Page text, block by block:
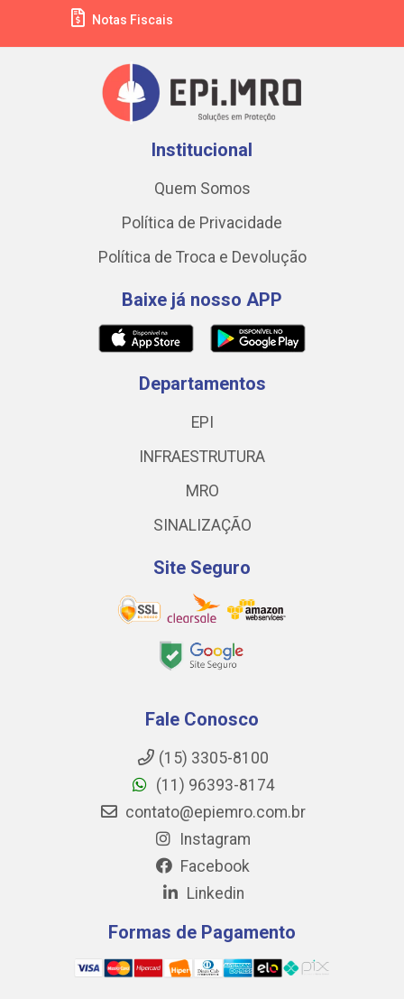
Notas Fiscais
Institucional
Quem Somos
Política de Privacidade
Política de Troca e Devolução
Baixe já nosso APP
Departamentos
EPI
INFRAESTRUTURA
MRO
SINALIZAÇÃO
Site Seguro
Fale Conosco
(15) 3305-8100
(11) 96393-8174
contato@epiemro.com.br
Instagram
Facebook
Linkedin
Formas de Pagamento